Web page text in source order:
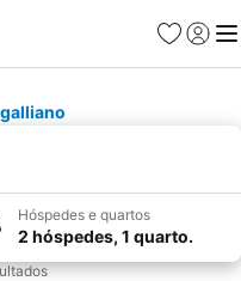
Favoritos
Iniciar
Hóspedes e quartos
2 hóspedes, 1 quarto.